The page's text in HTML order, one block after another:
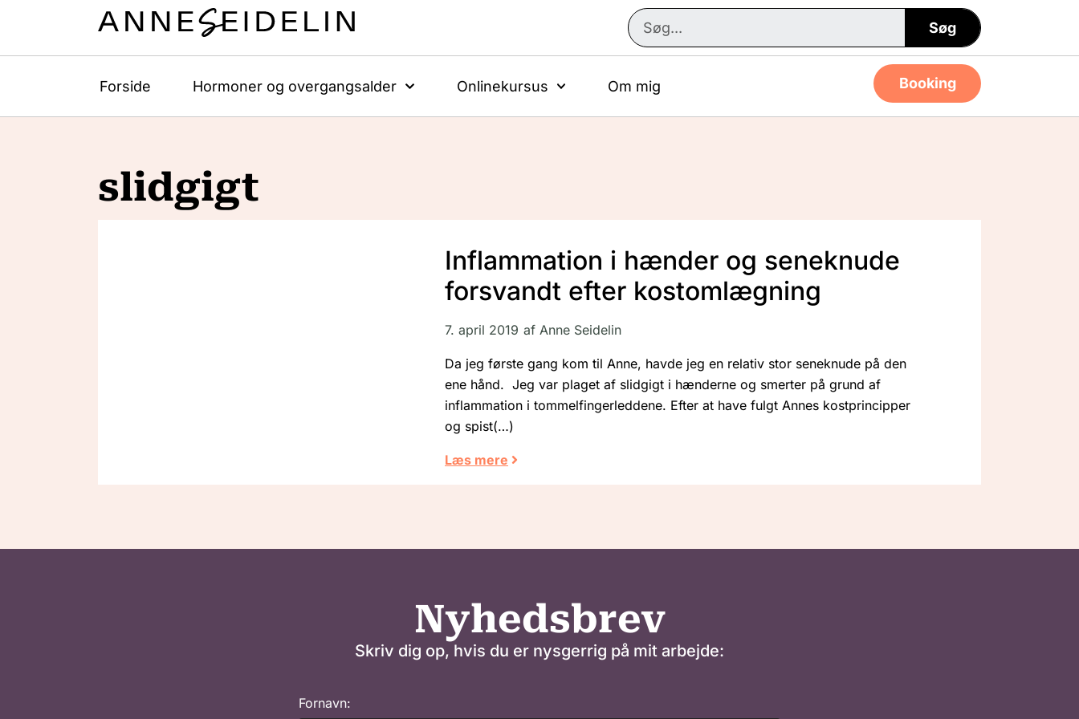
Søg
Forside Hormoner og overgangsalder Onlinekursus Om mig Booking
slidgigt
Inflammation i hænder og seneknude
forsvandt efter kostomlægning
7. april 2019 af Anne Seidelin
Da jeg første gang kom til Anne, havde jeg en relativ stor seneknude på den
ene hånd. Jeg var plaget af slidgigt i hænderne og smerter på grund af
inflammation i tommelfingerleddene. Efter at have fulgt Annes kostprincipper
og spist
Læs mere
Nyhedsbrev
Skriv dig op, hvis du er nysgerrig på mit arbejde:
Fornavn: